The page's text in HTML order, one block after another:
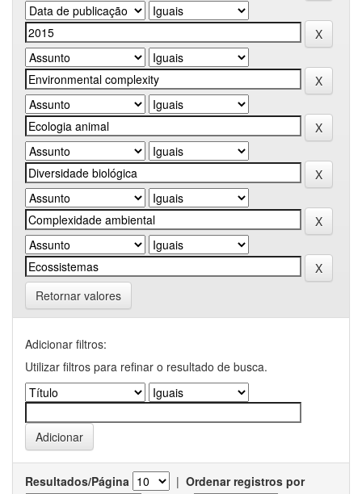
Retornar valores
Adicionar filtros:
Utilizar filtros para refinar o resultado de busca.
Resultados/Página | Ordenar registros por